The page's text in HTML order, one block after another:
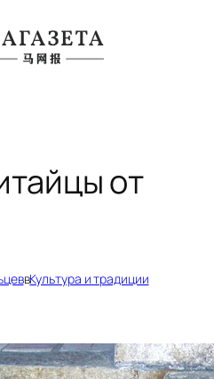
от
вКультура и традиции